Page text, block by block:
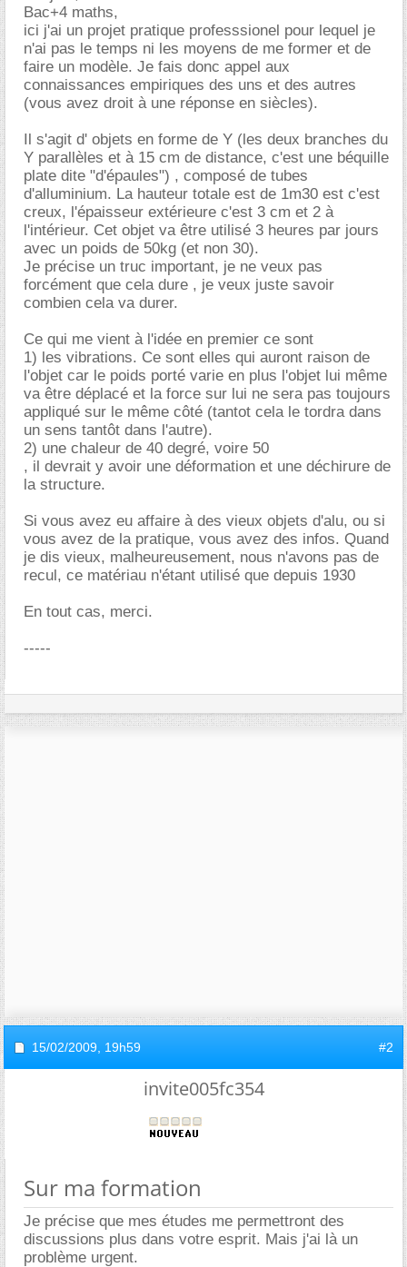
Bac+4 maths,
ici j'ai un projet pratique professsionel pour lequel je
n'ai pas le temps ni les moyens de me former et de
faire un modèle. Je fais donc appel aux
connaissances empiriques des uns et des autres
(vous avez droit à une réponse en siècles).
Il s'agit d' objets en forme de Y (les deux branches du
Y parallèles et à 15 cm de distance, c'est une béquille
plate dite "d'épaules") , composé de tubes
d'alluminium. La hauteur totale est de 1m30 est c'est
creux, l'épaisseur extérieure c'est 3 cm et 2 à
l'intérieur. Cet objet va être utilisé 3 heures par jours
avec un poids de 50kg (et non 30).
Je précise un truc important, je ne veux pas
forcément que cela dure , je veux juste savoir
combien cela va durer.
Ce qui me vient à l'idée en premier ce sont
1) les vibrations. Ce sont elles qui auront raison de
l'objet car le poids porté varie en plus l'objet lui même
va être déplacé et la force sur lui ne sera pas toujours
appliqué sur le même côté (tantot cela le tordra dans
un sens tantôt dans l'autre).
2) une chaleur de 40 degré, voire 50
, il devrait y avoir une déformation et une déchirure de
la structure.
Si vous avez eu affaire à des vieux objets d'alu, ou si
vous avez de la pratique, vous avez des infos. Quand
je dis vieux, malheureusement, nous n'avons pas de
recul, ce matériau n'étant utilisé que depuis 1930
En tout cas, merci.
-----
15/02/2009, 19h59 #2
invite005fc354
Sur ma formation
Je précise que mes études me permettront des
discussions plus dans votre esprit. Mais j'ai là un
problème urgent.